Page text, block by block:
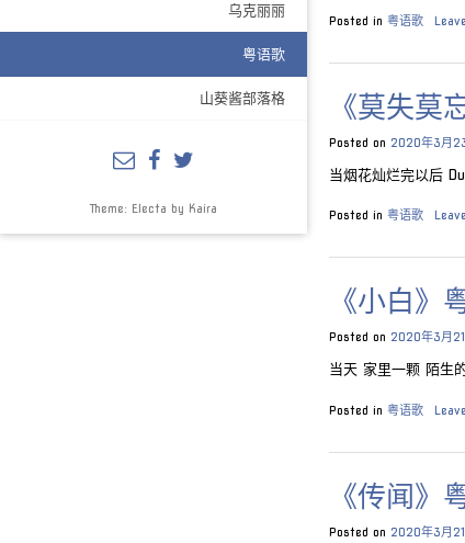
乌克丽丽
粤语歌
山葵酱部落格
Theme: Electa by Kaira
Posted in 粤语歌
《莫失莫
Posted on 2020年3月
当烟花灿烂完以后
Posted in 粤语歌
《小白》
Posted on 2020年3月
当天 家里一颗 陌生
Posted in 粤语歌
《传闻》
Posted on 2020年3月